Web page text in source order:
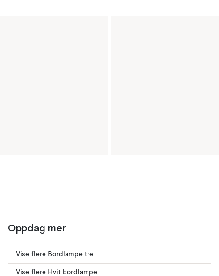
Oppdag mer
Vise flere Bordlampe tre
Vise flere Hvit bordlampe